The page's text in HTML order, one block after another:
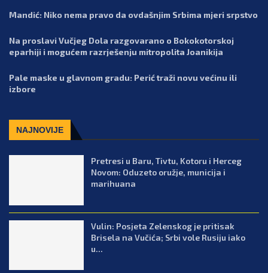
Mandić: Niko nema pravo da ovdašnjim Srbima mjeri srpstvo
Na proslavi Vučjeg Dola razgovarano o Bokokotorskoj
eparhiji i mogućem razrješenju mitropolita Joanikija
Pale maske u glavnom gradu: Perić traži novu većinu ili
izbore
NAJNOVIJE
Pretresi u Baru, Tivtu, Kotoru i Herceg
Novom: Oduzeto oružje, municija i
marihuana
Vulin: Posjeta Zelenskog je pritisak
Brisela na Vučića; Srbi vole Rusiju iako
u...